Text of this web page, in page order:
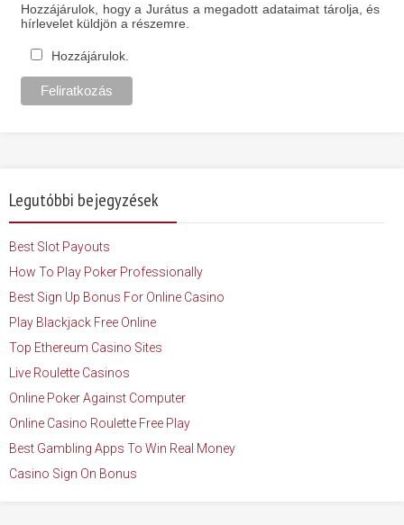
Hozzájárulok, hogy a Jurátus a megadott adataimat tárolja, és
hírlevelet küldjön a részemre.
Hozzájárulok.
Legutóbbi bejegyzések
Best Slot Payouts
How To Play Poker Professionally
Best Sign Up Bonus For Online Casino
Play Blackjack Free Online
Top Ethereum Casino Sites
Live Roulette Casinos
Online Poker Against Computer
Online Casino Roulette Free Play
Best Gambling Apps To Win Real Money
Casino Sign On Bonus